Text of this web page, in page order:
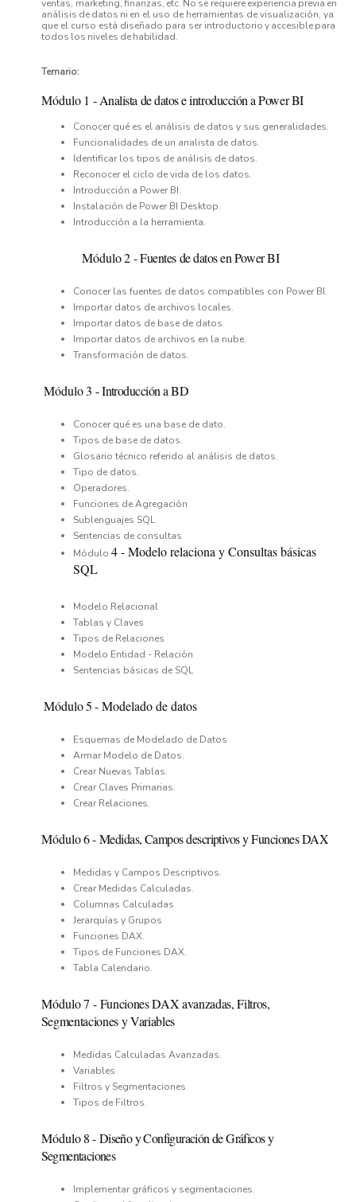
ventas, marketing,finanzas, etc. No se requiere experiencia previa en
análisis de datos ni en el uso de herramientas de visualización, ya
que el curso está diseñado para ser introductorioy accesible para
todos los niveles dehabilidad.
Temario:
Módulo 1 - Analista de datos e introducción a Power BI
Conocer qué es el análisis de datos y sus generalidades.
Funcionalidades de un analista de datos.
Identificar los tipos de análisis de datos.
Reconocer el ciclo de vida de los datos.
Introducción a Power BI.
Instalación de Power BI Desktop.
Introducción a la herramienta.
Módulo2-Fuentes de datos en Power BI
Conocer las fuentes de datos compatibles con Power BI.
Importar datos de archivos locales.
Importar datos de base de datos.
Importar datos de archivos en la nube.
Transformación de datos.
Módulo3 -Introducción a BD
Conocer qué es una base de dato.
Tipos de base de datos.
Glosario técnico referido al análisis de datos.
Tipo de datos.
Operadores.
Funciones de Agregación
Sublenguajes SQL
Sentencias de consultas
Módulo 4- Modelo relaciona y Consultas básicas
SQL
Modelo Relacional
Tablas y Claves
Tipos de Relaciones
Modelo Entidad - Relación
Sentencias básicas de SQL
Módulo5 -Modelado de datos
Esquemas de Modelado de Datos
Armar Modelo de Datos.
Crear Nuevas Tablas.
Crear Claves Primarias.
Crear Relaciones.
Módulo6-Medidas, Campos descriptivos y Funciones DAX
Medidas y Campos Descriptivos.
Crear Medidas Calculadas.
Columnas Calculadas
Jerarquías y Grupos
Funciones DAX.
Tipos de Funciones DAX.
Tabla Calendario.
Módulo7 -Funciones DAX avanzadas, Filtros,
Segmentaciones y Variables
Medidas Calculadas Avanzadas.
Variables
Filtros y Segmentaciones.
Tipos de Filtros.
Módulo 8-Diseño y Configuración de Gráficos y
Segmentaciones
Implementar gráficos y segmentaciones.